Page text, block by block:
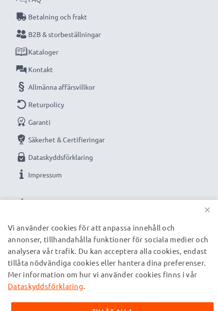
VÅRA BETALNINGSALTERNATIV
Betalning och frakt
B2B & storbeställningar
Kataloger
Kontakt
Allmänna affärsvillkor
Returpolicy
Garanti
Säkerhet & Certifieringar
Dataskyddsförklaring
Impressum
VÅRA FRAKTPARTNERS
© subtel.se 2026
Alla priser är inklusive moms och exklusive fraktkostnader.
varumärken tillhörande deras ägare och anges på våra
×
Vi använder cookies för att anpassa innehåll och
annonser, tillhandahålla funktioner för sociala medier och
analysera vår trafik. Du kan acceptera alla cookies, endast
tillåta nödvändiga cookies eller hantera dina preferenser.
Mer information om hur vi använder cookies finns i vår
Dataskyddsförklaring.